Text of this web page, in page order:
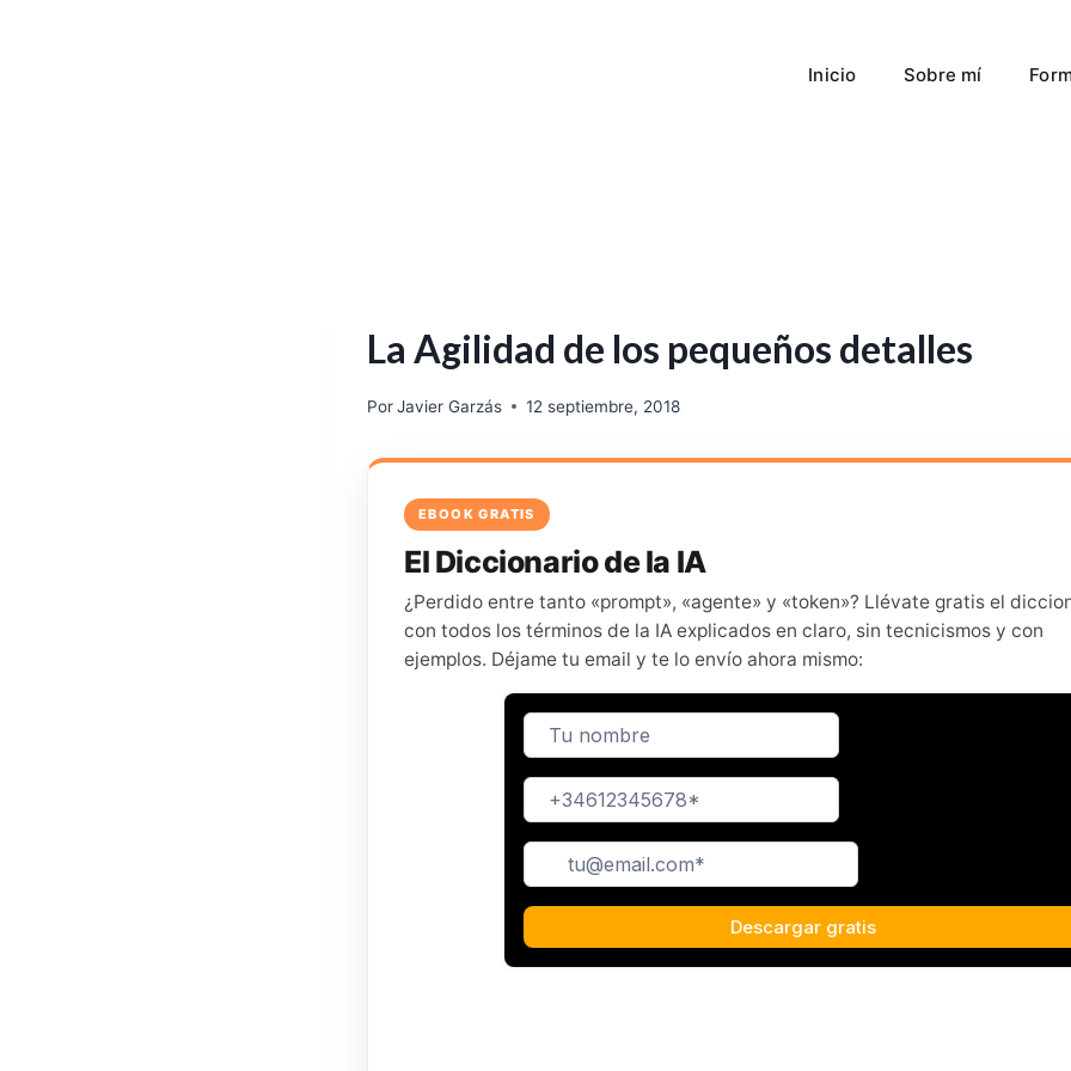
Inicio Sobre mí
La Agilidad de los pequeños detalles
PorJavier Garzás 12 septiembre, 2018
EBOOK GRATIS
El Diccionario de la IA
¿Perdido entre tanto «prompt», «agente» y «token»? Llévate gratis el
con todos los términos de la IA explicados en claro, sin tecnicismos y con
ejemplos. Déjame tu email y te lo envío ahora mismo: